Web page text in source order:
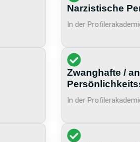
Narzistische
In der
Zwanghafte /
In der